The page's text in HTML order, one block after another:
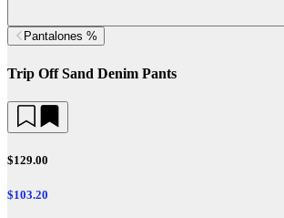
Pantalones %
Trip Off Sand Denim Pants
$129.00
$103.20